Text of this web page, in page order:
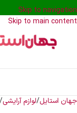
Skip to navigation
Skip to main content
جهان استایل لوازم آرایشی